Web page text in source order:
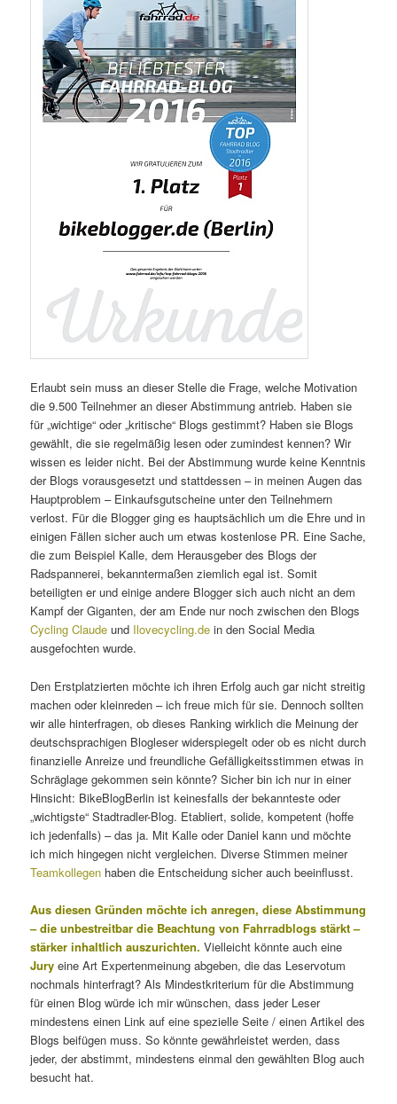
Erlaubt sein muss an dieser Stelle die Frage, welche Motivation
die 9.500 Teilnehmer an dieser Abstimmung antrieb. Haben sie
für „wichtige“ oder „kritische“ Blogs gestimmt? Haben sie Blogs
gewählt, die sie regelmäßig lesen oder zumindest kennen? Wir
wissen es leider nicht. Bei der Abstimmung wurde keine Kenntnis
der Blogs vorausgesetzt und stattdessen – in meinen Augen das
Hauptproblem – Einkaufsgutscheine unter den Teilnehmern
verlost. Für die Blogger ging es hauptsächlich um die Ehre und in
einigen Fällen sicher auch um etwas kostenlose PR. Eine Sache,
die zum Beispiel Kalle, dem Herausgeber des Blogs der
Radspannerei, bekanntermaßen ziemlich egal ist. Somit
beteiligten er und einige andere Blogger sich auch nicht an dem
Kampf der Giganten, der am Ende nur noch zwischen den Blogs
Cycling Claude und Ilovecycling.de in den Social Media
ausgefochten wurde.
Den Erstplatzierten möchte ich ihren Erfolg auch gar nicht streitig
machen oder kleinreden – ich freue mich für sie. Dennoch sollten
wir alle hinterfragen, ob dieses Ranking wirklich die Meinung der
deutschsprachigen Blogleser widerspiegelt oder ob es nicht durch
finanzielle Anreize und freundliche Gefälligkeitsstimmen etwas in
Schräglage gekommen sein könnte? Sicher bin ich nur in einer
Hinsicht: BikeBlogBerlin ist keinesfalls der bekannteste oder
„wichtigste“ Stadtradler-Blog. Etabliert, solide, kompetent (hoffe
ich jedenfalls) – das ja. Mit Kalle oder Daniel kann und möchte
ich mich hingegen nicht vergleichen. Diverse Stimmen meiner
Teamkollegen haben die Entscheidung sicher auch beeinflusst.
Aus diesen Gründen möchte ich anregen, diese Abstimmung
– die unbestreitbar die Beachtung von Fahrradblogs stärkt –
stärker inhaltlich auszurichten. Vielleicht könnte auch eine
Jury eine Art Expertenmeinung abgeben, die das Leservotum
nochmals hinterfragt? Als Mindestkriterium für die Abstimmung
für einen Blog würde ich mir wünschen, dass jeder Leser
mindestens einen Link auf eine spezielle Seite / einen Artikel des
Blogs beifügen muss. So könnte gewährleistet werden, dass
jeder, der abstimmt, mindestens einmal den gewählten Blog auch
besucht hat.